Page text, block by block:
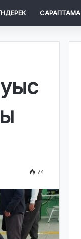
САРАПТАМА
74